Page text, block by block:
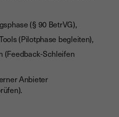
(§ 90 BetrVG),
(Pilotphase begleiten),
(Feedback-Schleifen
Anbieter